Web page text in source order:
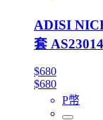
ADISI
套
$680
$680
P幣